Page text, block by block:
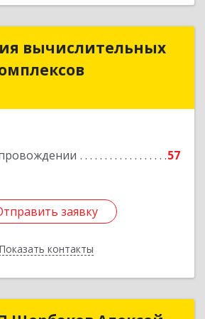
вычислительных
57
заявку
Показать контакты
вычислительных
систем и комплексов
Подробнее
заявку
Назад